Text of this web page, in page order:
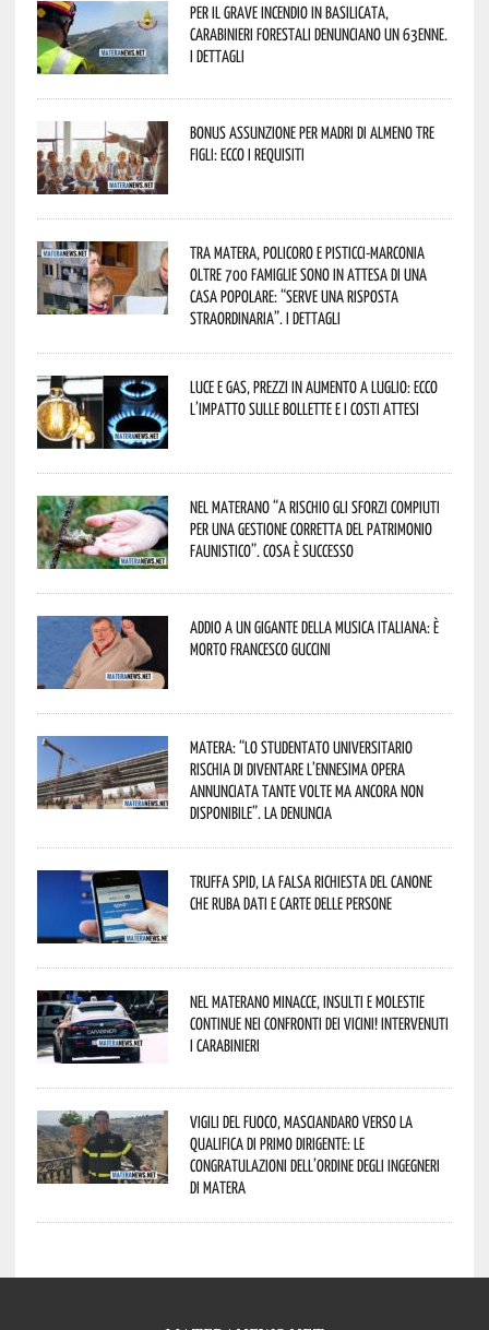
Per il grave incendio in Basilicata,
Carabinieri forestali denunciano un 63enne.
I dettagli
Bonus assunzione per madri di almeno tre
figli: ecco i requisiti
Tra Matera, Policoro e Pisticci-Marconia
oltre 700 famiglie sono in attesa di una
casa popolare: “serve una risposta
straordinaria”. I dettagli
Luce e gas, prezzi in aumento a luglio: ecco
l’impatto sulle bollette e i costi attesi
Nel materano “a rischio gli sforzi compiuti
per una gestione corretta del patrimonio
faunistico”. Cosa è successo
Addio a un gigante della musica italiana: è
morto Francesco Guccini
Matera: “Lo studentato universitario
rischia di diventare l’ennesima opera
annunciata tante volte ma ancora non
disponibile”. La denuncia
Truffa Spid, la falsa richiesta del canone
che ruba dati e carte delle persone
Nel materano minacce, insulti e molestie
continue nei confronti dei vicini! Intervenuti
i Carabinieri
Vigili del Fuoco, Masciandaro verso la
qualifica di Primo Dirigente: le
congratulazioni dell’Ordine degli Ingegneri
di Matera